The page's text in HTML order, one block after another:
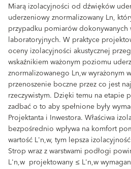
Miarą izolacyjności od dźwięków
uderzeniowy znormalizowany Ln,
przypadku pomiarów dokonywanych
laboratoryjnych. W praktyce
oceny izolacyjności akustycznej
wskaźnikiem ważonym poziomu
znormalizowanego Ln,w wyrażonym
przenoszenie boczne przez co jest
rzeczywistym. Dzięki temu na etapie
zadbać o to aby spełnione były
Projektanta i Inwestora. Właściwa
bezpośrednio wpływa na komfort
wartość L'n,w, tym lepsza
Strop wraz z warstwami podłogi
L'n,w projektowany ≤ L'n,w